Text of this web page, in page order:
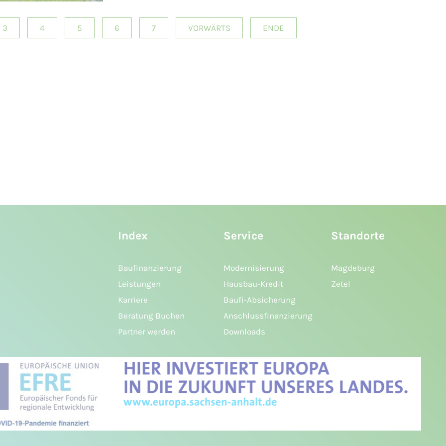
3 4 5 6 7 VORWÄRTS ENDE
Standorte
Magdeburg
Zetel
Index
Baufinanzierung
Leistungen
Karriere
Beratung Buchen
Partner werden
Service
Modernisierung
Hausbau-Kredit
Baufi-Absicherung
Anschlussfinanzierung
Downloads